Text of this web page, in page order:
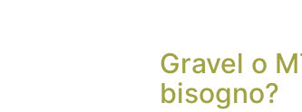
Gravel o
bisogno?